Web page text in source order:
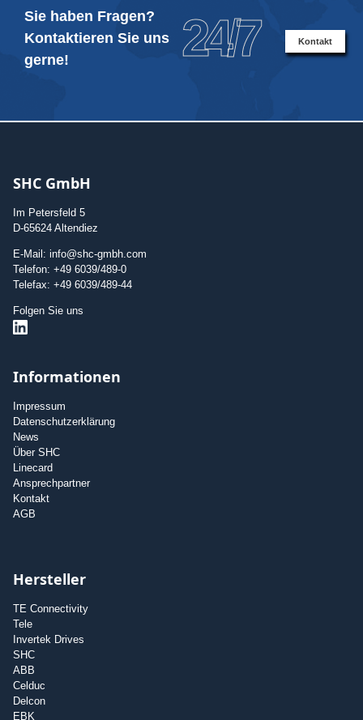
Sie haben Fragen?
Kontaktieren Sie uns
gerne!
24/7 Kontakt
SHC GmbH
Im Petersfeld 5
D-65624 Altendiez
E-Mail: info@shc-gmbh.com
Telefon: +49 6039/489-0
Telefax: +49 6039/489-44
Folgen Sie uns
Informationen
Impressum
Datenschutzerklärung
News
Über SHC
Linecard
Ansprechpartner
Kontakt
AGB
Hersteller
TE Connectivity
Tele
Invertek Drives
SHC
ABB
Celduc
Delcon
EBK